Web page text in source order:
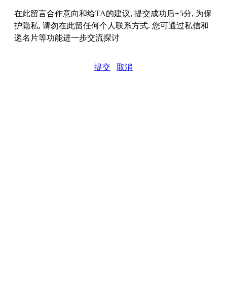
在此留言合作意向和给TA的建议, 提交成功后+5分, 为保
护隐私, 请勿在此留任何个人联系方式. 您可通过私信和
递名片等功能进一步交流探讨
提交 取消